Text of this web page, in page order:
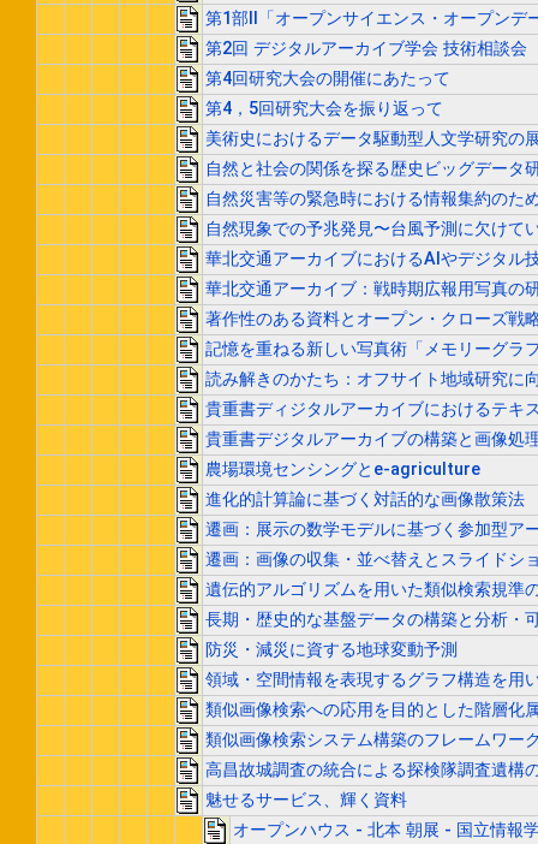
第1部II「オープンサイエンス・オープンデ
第2回 デジタルアーカイブ学会 技術相談会
第4回研究大会の開催にあたって
第4，5回研究大会を振り返って
美術史におけるデータ駆動型人文学研究の
自然と社会の関係を探る歴史ビッグデータ
自然災害等の緊急時における情報集約のた
自然現象での予兆発見〜台風予測に欠けて
華北交通アーカイブにおけるAIやデジタル
華北交通アーカイブ：戦時期広報用写真の
著作性のある資料とオープン・クローズ戦
記憶を重ねる新しい写真術「メモリーグラ
読み解きのかたち：オフサイト地域研究に
貴重書ディジタルアーカイブにおけるテキ
貴重書デジタルアーカイブの構築と画像処
農場環境センシングとe-agriculture
進化的計算論に基づく対話的な画像散策法
遷画：展示の数学モデルに基づく参加型ア
遷画：画像の収集・並べ替えとスライドシ
遺伝的アルゴリズムを用いた類似検索規準
長期・歴史的な基盤データの構築と分析・
防災・減災に資する地球変動予測
領域・空間情報を表現するグラフ構造を用
類似画像検索への応用を目的とした階層化
類似画像検索システム構築のフレームワー
高昌故城調査の統合による探検隊調査遺
魅せるサービス、輝く資料
オープンハウス - 北本 朝展 - 国立情報